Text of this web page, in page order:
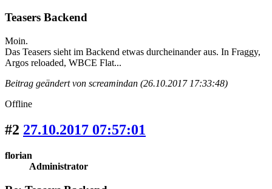
Teasers Backend
Moin.
Das Teasers sieht im Backend etwas durcheinander aus. In Fraggy,
Argos reloaded, WBCE Flat...
Beitrag geändert von screamindan (26.10.2017 17:33:48)
Offline
#2 27.10.2017 07:57:01
florian
Administrator